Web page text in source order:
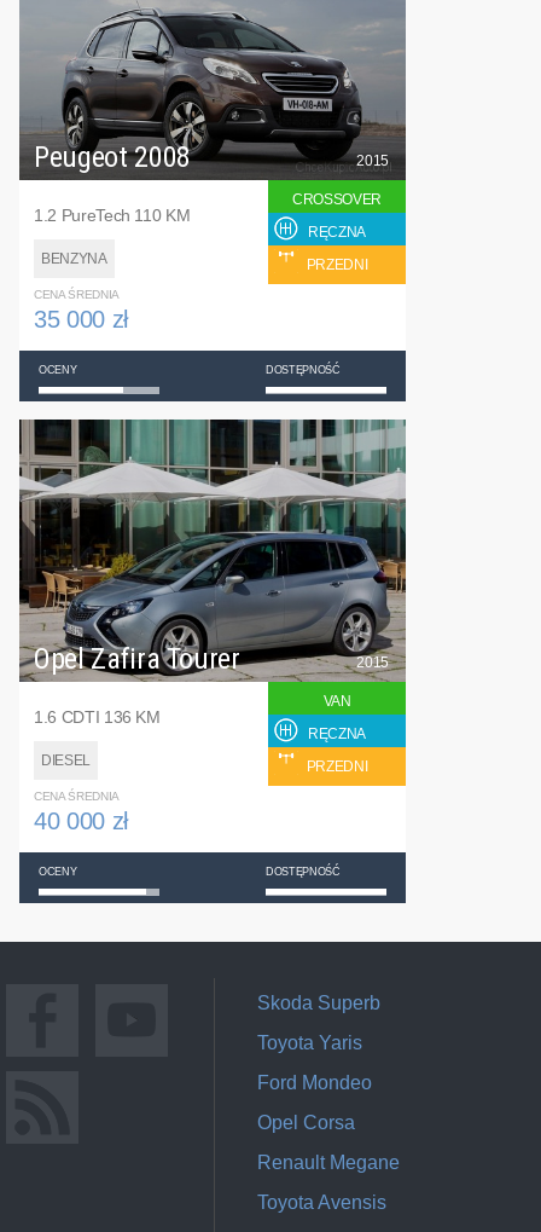
Peugeot 2008
1.2 PureTech 110 KM
BENZYNA
2015
CROSSOVER
RĘCZNA
PRZEDNI
CENA ŚREDNIA
35 000 zł
OCENY DOSTĘPNOŚĆ
Opel Zafira Tourer
1.6 CDTI 136 KM
DIESEL
2015
VAN
RĘCZNA
PRZEDNI
CENA ŚREDNIA
40 000 zł
OCENY DOSTĘPNOŚĆ
Skoda Superb
Toyota Yaris
Ford Mondeo
Opel Corsa
Renault Megane
Toyota Avensis